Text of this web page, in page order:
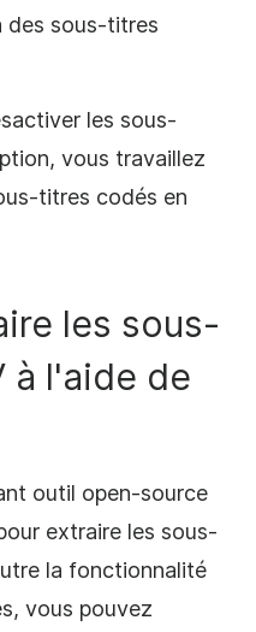
des sous-titres
les sous-
vous travaillez
titres codés en
les sous-
à l'aide de
outil open-source
extraire les sous-
la fonctionnalité
vous pouvez